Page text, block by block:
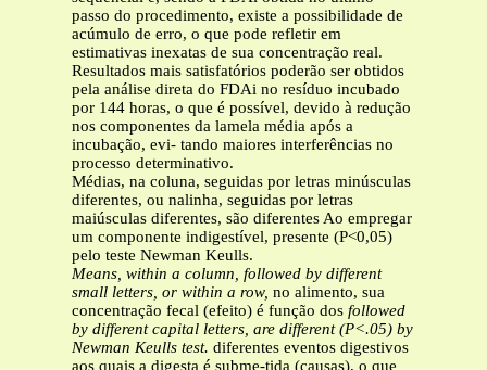
passo do procedimento, existe a possibilidade de
acúmulo de erro, o que pode refletir em
estimativas inexatas de sua concentração real.
Resultados mais satisfatórios poderão ser obtidos
pela análise direta do FDAi no resíduo incubado
por 144 horas, o que é possível, devido à redução
nos componentes da lamela média após a
incubação, evi- tando maiores interferências no
processo determinativo.
Médias, na coluna, seguidas por letras minúsculas
diferentes, ou nalinha, seguidas por letras
maiúsculas diferentes, são diferentes Ao empregar
um componente indigestível, presente (P<0,05)
pelo teste Newman Keulls.
Means, within a column, followed by different
small letters, or within a row, no alimento, sua
concentração fecal (efeito) é função dos followed
by different capital letters, are different (P<.05) by
Newman Keulls test. diferentes eventos digestivos
aos quais a digesta é subme-tida (causas), o que